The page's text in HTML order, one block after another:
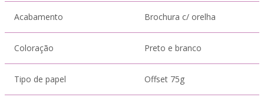
Acabamento Brochura c/ orelha
Coloração Preto e branco
Tipo de papel Offset 75g